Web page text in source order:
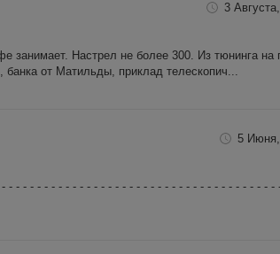
3
занимает. Настрел не более 300. Из тюнинга на
от Матильды, приклад телескопич...
5
- - - - - - - - - - - - - - - - - - - - - - - - - - - - - - - - - - - - -